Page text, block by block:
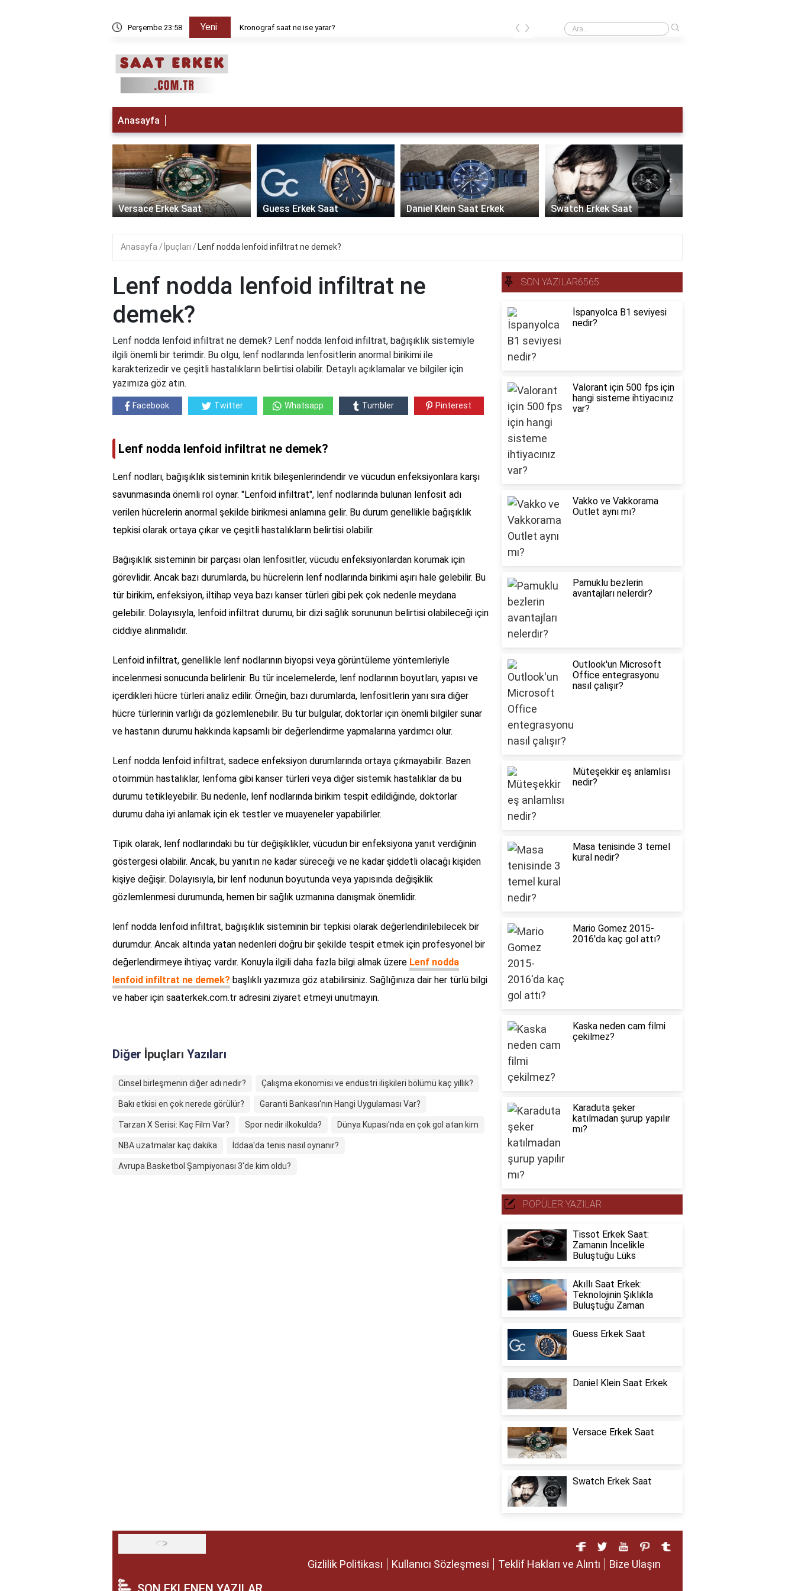
Perşembe 23:58 Yeni Kronograf saat ne ise yarar? Kol saati kaç atm olmalı?
‹ ›
Anasayfa
Versace Erkek Saat Guess Erkek Saat Daniel Klein Saat Erkek Swatch Erkek Saat
‹ ›
Anasayfa İpuçları Lenf nodda lenfoid infiltrat ne demek?
Lenf nodda lenfoid infiltrat ne
demek?
Lenf nodda lenfoid infiltrat ne demek? Lenf nodda lenfoid infiltrat, bağışıklık sistemiyle
ilgili önemli bir terimdir. Bu olgu, lenf nodlarında lenfositlerin anormal birikimi ile
karakterizedir ve çeşitli hastalıkların belirtisi olabilir. Detaylı açıklamalar ve bilgiler için
yazımıza göz atın.
Facebook Twitter Whatsapp Tumbler Pinterest
Lenf nodda lenfoid infiltrat ne demek?
Lenf nodları, bağışıklık sisteminin kritik bileşenlerindendir ve vücudun enfeksiyonlara karşı
savunmasında önemli rol oynar. "Lenfoid infiltrat", lenf nodlarında bulunan lenfosit adı
verilen hücrelerin anormal şekilde birikmesi anlamına gelir. Bu durum genellikle bağışıklık
tepkisi olarak ortaya çıkar ve çeşitli hastalıkların belirtisi olabilir.
Bağışıklık sisteminin bir parçası olan lenfositler, vücudu enfeksiyonlardan korumak için
görevlidir. Ancak bazı durumlarda, bu hücrelerin lenf nodlarında birikimi aşırı hale gelebilir. Bu
tür birikim, enfeksiyon, iltihap veya bazı kanser türleri gibi pek çok nedenle meydana
gelebilir. Dolayısıyla, lenfoid infiltrat durumu, bir dizi sağlık sorununun belirtisi olabileceği için
ciddiye alınmalıdır.
Lenfoid infiltrat, genellikle lenf nodlarının biyopsi veya görüntüleme yöntemleriyle
incelenmesi sonucunda belirlenir. Bu tür incelemelerde, lenf nodlarının boyutları, yapısı ve
içerdikleri hücre türleri analiz edilir. Örneğin, bazı durumlarda, lenfositlerin yanı sıra diğer
hücre türlerinin varlığı da gözlemlenebilir. Bu tür bulgular, doktorlar için önemli bilgiler sunar
ve hastanın durumu hakkında kapsamlı bir değerlendirme yapmalarına yardımcı olur.
Lenf nodda lenfoid infiltrat, sadece enfeksiyon durumlarında ortaya çıkmayabilir. Bazen
otoimmün hastalıklar, lenfoma gibi kanser türleri veya diğer sistemik hastalıklar da bu
durumu tetikleyebilir. Bu nedenle, lenf nodlarında birikim tespit edildiğinde, doktorlar
durumu daha iyi anlamak için ek testler ve muayeneler yapabilirler.
Tipik olarak, lenf nodlarındaki bu tür değişiklikler, vücudun bir enfeksiyona yanıt verdiğinin
göstergesi olabilir. Ancak, bu yanıtın ne kadar süreceği ve ne kadar şiddetli olacağı kişiden
kişiye değişir. Dolayısıyla, bir lenf nodunun boyutunda veya yapısında değişiklik
gözlemlenmesi durumunda, hemen bir sağlık uzmanına danışmak önemlidir.
lenf nodda lenfoid infiltrat, bağışıklık sisteminin bir tepkisi olarak değerlendirilebilecek bir
durumdur. Ancak altında yatan nedenleri doğru bir şekilde tespit etmek için profesyonel bir
değerlendirmeye ihtiyaç vardır. Konuyla ilgili daha fazla bilgi almak üzere Lenf nodda
lenfoid infiltrat ne demek? başlıklı yazımıza göz atabilirsiniz. Sağlığınıza dair her türlü bilgi
ve haber için saaterkek.com.tr adresini ziyaret etmeyi unutmayın.
Diğer İpuçları Yazıları
Cinsel birleşmenin diğer adı nedir? Çalışma ekonomisi ve endüstri ilişkileri bölümü kaç yıllık?
Bakı etkisi en çok nerede görülür? Garanti Bankası'nın Hangi Uygulaması Var?
Tarzan X Serisi: Kaç Film Var? Spor nedir ilkokulda? Dünya Kupası'nda en çok gol atan kim
NBA uzatmalar kaç dakika İddaa'da tenis nasıl oynanır?
Avrupa Basketbol Şampiyonası 3'de kim oldu?
SON YAZILAR6565
İspanyolca B1 seviyesi
nedir?
Valorant için 500 fps için
hangi sisteme ihtiyacınız
var?
Vakko ve Vakkorama
Outlet aynı mı?
Pamuklu bezlerin
avantajları nelerdir?
Outlook'un Microsoft
Office entegrasyonu
nasıl çalışır?
Müteşekkir eş anlamlısı
nedir?
Masa tenisinde 3 temel
kural nedir?
Mario Gomez 2015-
2016'da kaç gol attı?
Kaska neden cam filmi
çekilmez?
Karaduta şeker
katılmadan şurup yapılır
mı?
POPÜLER YAZILAR
Tissot Erkek Saat:
Zamanın İncelikle
Buluştuğu Lüks
Akıllı Saat Erkek:
Teknolojinin Şıklıkla
Buluştuğu Zaman
Guess Erkek Saat
Daniel Klein Saat Erkek
Versace Erkek Saat
Swatch Erkek Saat
Gizlilik Politikası Kullanıcı Sözleşmesi Teklif Hakları ve Alıntı Bize Ulaşın